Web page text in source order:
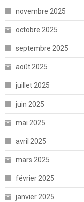
novembre 2025
octobre 2025
septembre 2025
août 2025
juillet 2025
juin 2025
mai 2025
avril 2025
mars 2025
février 2025
janvier 2025